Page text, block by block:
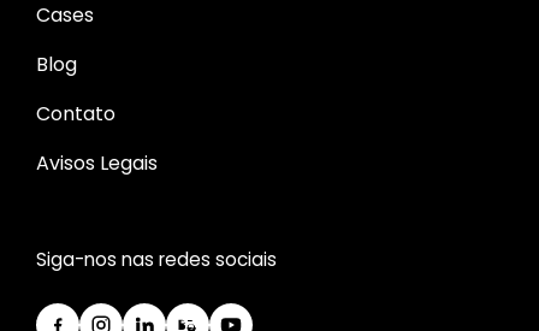
Cases
Blog
Contato
Avisos Legais
Siga-nos nas redes sociais